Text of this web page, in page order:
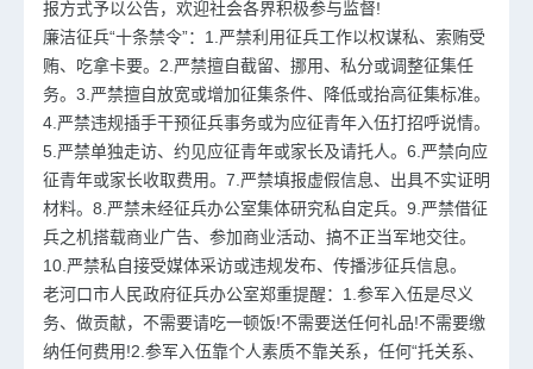
报方式予以公告，欢迎社会各界积极参与监督!
廉洁征兵“十条禁令”：1.严禁利用征兵工作以权谋私、索贿受
贿、吃拿卡要。2.严禁擅自截留、挪用、私分或调整征集任
务。3.严禁擅自放宽或增加征集条件、降低或抬高征集标准。
4.严禁违规插手干预征兵事务或为应征青年入伍打招呼说情。
5.严禁单独走访、约见应征青年或家长及请托人。6.严禁向应
征青年或家长收取费用。7.严禁填报虚假信息、出具不实证明
材料。8.严禁未经征兵办公室集体研究私自定兵。9.严禁借征
兵之机搭载商业广告、参加商业活动、搞不正当军地交往。
10.严禁私自接受媒体采访或违规发布、传播涉征兵信息。
老河口市人民政府征兵办公室郑重提醒：1.参军入伍是尽义
务、做贡献，不需要请吃一顿饭!不需要送任何礼品!不需要缴
纳任何费用!2.参军入伍靠个人素质不靠关系，任何“托关系、